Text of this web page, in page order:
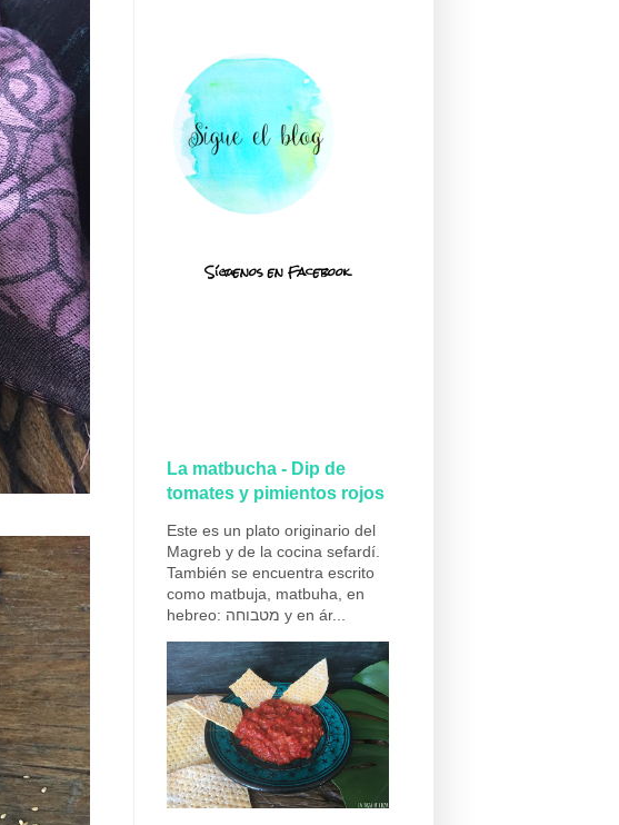
Síguenos en Facebook
La matbucha - Dip de
tomates y pimientos rojos
Este es un plato originario del
Magreb y de la cocina sefardí.
También se encuentra escrito
como matbuja, matbuha, en
hebreo: מטבוחה y en ár...